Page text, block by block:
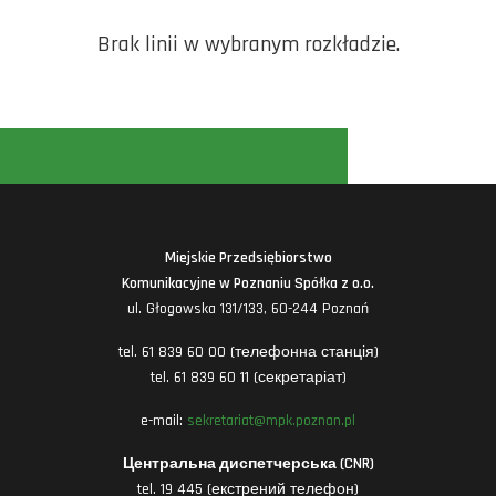
Brak linii w wybranym rozkładzie.
Miejskie Przedsiębiorstwo
Komunikacyjne w Poznaniu Spółka z o.o.
ul. Głogowska 131/133, 60-244 Poznań
tel. 61 839 60 00 (телефонна станція)
tel. 61 839 60 11 (секретаріат)
e-mail: sekretariat@mpk.poznan.pl
Центральна диспетчерська (CNR)
tel. 19 445 (екстрений телефон)